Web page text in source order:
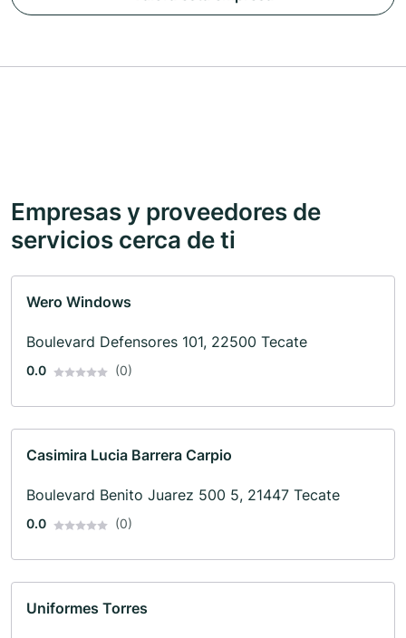
Empresas y proveedores de
servicios cerca de ti
Wero Windows
Boulevard Defensores 101, 22500 Tecate
0.0 (0)
Casimira Lucia Barrera Carpio
Boulevard Benito Juarez 500 5, 21447 Tecate
0.0 (0)
Uniformes Torres